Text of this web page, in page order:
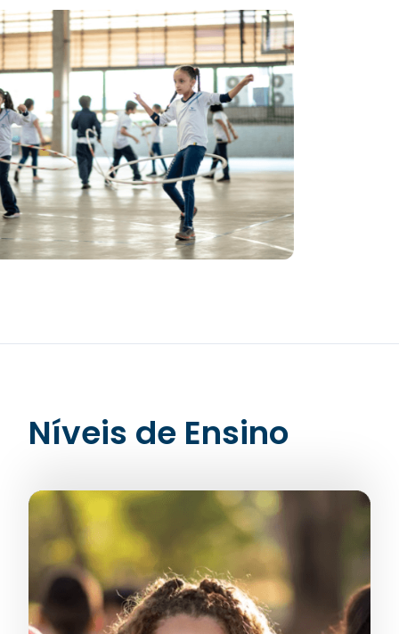
Níveis de Ensino